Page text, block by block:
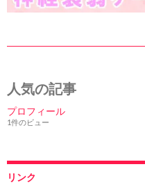
人気の記事
プロフィール
1件のビュー
リンク